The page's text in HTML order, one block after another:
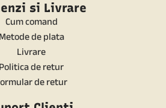
si Livrare
Cum comand
Metode de plata
Livrare
Politica de retur
de retur